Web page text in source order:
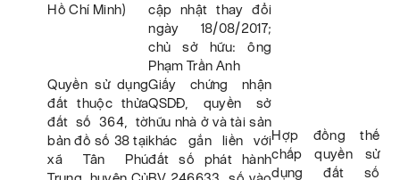
Hợp đồng thế
chấp quyền sử
dụng đất số
Hồ Chí Minh)
cập nhật thay đổi
ngày 18/08/2017;
chủ sở hữu: ông
Phạm Trần Anh
Quyền sử dụng
đất thuộc thửa
đất số 364, tờ
bản đồ số 38 tại
xã Tân Phú
Giấy chứng nhận
QSDĐ, quyền sở
hữu nhà ở và tài sản
khác gắn liền với
đất số phát hành